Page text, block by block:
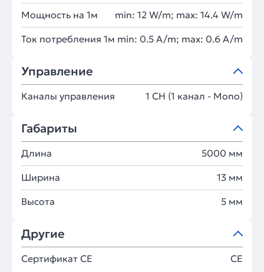
Мощность на 1м min: 12 W/m; max: 14.4 W/m
Ток потребления 1м min: 0.5 A/m; max: 0.6 A/m
Управление
Каналы управления 1 CH (1 канал - Mono)
Габариты
Длина 5000 мм
Ширина 13 мм
Высота 5 мм
Другие
Сертификат CE CE